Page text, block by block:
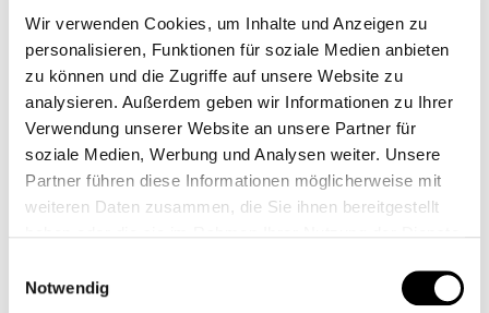
Wir verwenden Cookies, um Inhalte und Anzeigen zu
personalisieren, Funktionen für soziale Medien anbieten
zu können und die Zugriffe auf unsere Website zu
analysieren. Außerdem geben wir Informationen zu Ihrer
Verwendung unserer Website an unsere Partner für
soziale Medien, Werbung und Analysen weiter. Unsere
Partner führen diese Informationen möglicherweise mit
weiteren Daten zusammen, die Sie ihnen bereitgestellt
NotwendigMOTOGADGET M.GRIP SOFT HANDLES